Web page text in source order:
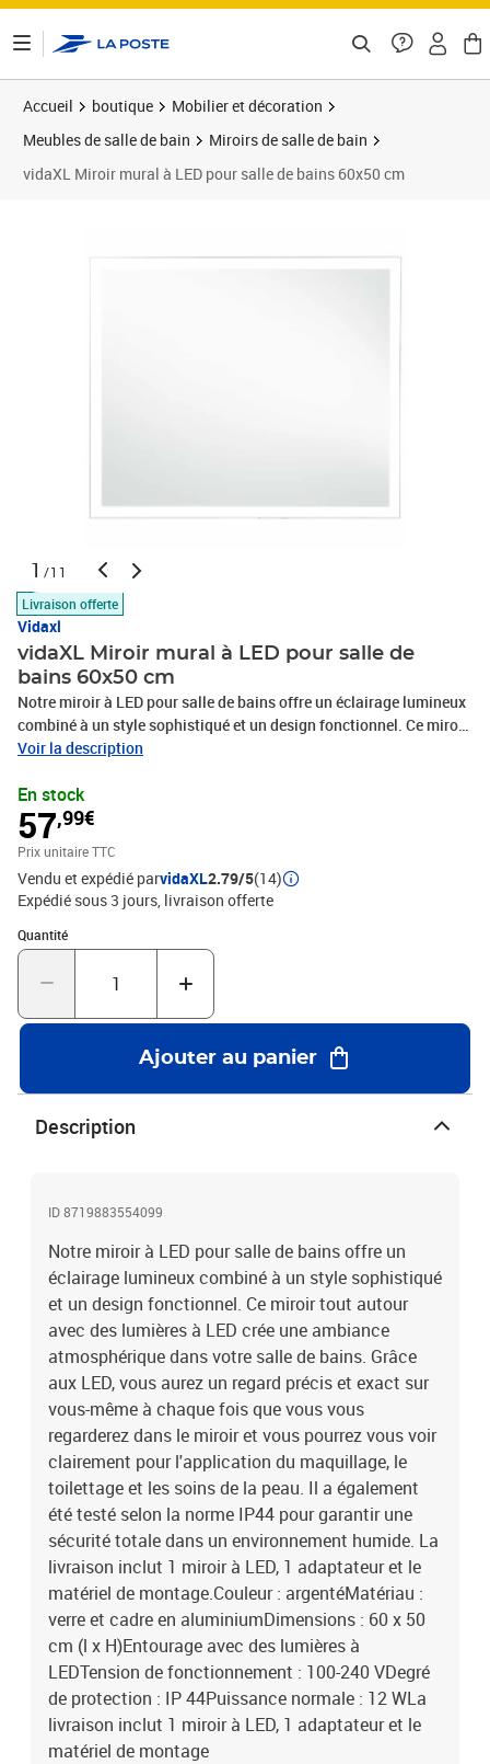
Accueil boutique
Mobilier et décoration
Meubles de salle de bain
Miroirs de salle de bain
vidaXL Miroir mural à LED pour salle de bains 60x50 cm
1 /11
Livraison offerte
Vidaxl
vidaXL Miroir mural à LED pour salle de
bains 60x50 cm
Notre miroir à LED pour salle de bains offre un éclairage lumineux
combiné à un style sophistiqué et un design fonctionnel. Ce miroir
tout autour avec des lumières à LED crée une ambiance
aurez un regard précis et exact sur vous-même à chaque fois que
vous vous regarderez dans le miroir et vous pourrez vous voir
clairement pour l'application du maquillage, le toilettage et les
soins de la peau. Il a également été testé selon la norme IP44 pour
garantir une sécurité totale dans un environnement humide. La
livraison inclut 1 miroir à LED, 1 adaptateur et le matériel de
montage.Couleur : argentéMatériau : verre et cadre en
aluminiumDimensions : 60 x 50 cm (l x H)Entourage avec des
lumières à LEDTension de fonctionnement : 100-240 VDegré de
miroir à LED, 1 adaptateur et le matériel de montage
Voir la description
En stock
57,99€
Prix unitaire TTC
Vendu et expédié parvidaXL2.79/5(14)
Expédié sous 3 jours livraison offerte
Quantité
Quantité : 1
Ajouter au panier
Description
ID 8719883554099
Notre miroir à LED pour salle de bains offre un
éclairage lumineux combiné à un style sophistiqué
et un design fonctionnel. Ce miroir tout autour
avec des lumières à LED crée une ambiance
atmosphérique dans votre salle de bains. Grâce
aux LED, vous aurez un regard précis et exact sur
vous-même à chaque fois que vous vous
regarderez dans le miroir et vous pourrez vous voir
clairement pour l'application du maquillage, le
toilettage et les soins de la peau. Il a également
été testé selon la norme IP44 pour garantir une
sécurité totale dans un environnement humide. La
livraison inclut 1 miroir à LED, 1 adaptateur et le
matériel de montage.Couleur : argentéMatériau :
verre et cadre en aluminiumDimensions : 60 x 50
cm (l x H)Entourage avec des lumières à
LEDTension de fonctionnement : 100-240 VDegré
de protection : IP 44Puissance normale : 12 WLa
livraison inclut 1 miroir à LED, 1 adaptateur et le
matériel de montage